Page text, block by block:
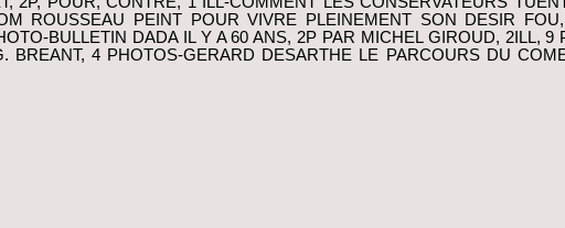
ROUSSEAU PEINT POUR VIVRE PLEINEMENT SON DESIR
BULLETIN DADA IL Y A 60 ANS, 2P PAR MICHEL GIROUD, 2ILL, 9
BREANT, 4 PHOTOS-GERARD DESARTHE LE PARCOURS DU